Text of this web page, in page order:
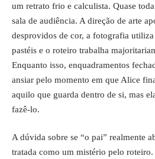
um retrato frio e calculista. Quase
sala de audiência. A direção de arte
desprovidos de cor, a fotografia
pastéis e o roteiro trabalha
Enquanto isso, enquadramentos
ansiar pelo momento em que Alice
aquilo que guarda dentro de si, mas
fazê-lo.
A dúvida sobre se “o pai” realmente
tratada como um mistério pelo roteiro.